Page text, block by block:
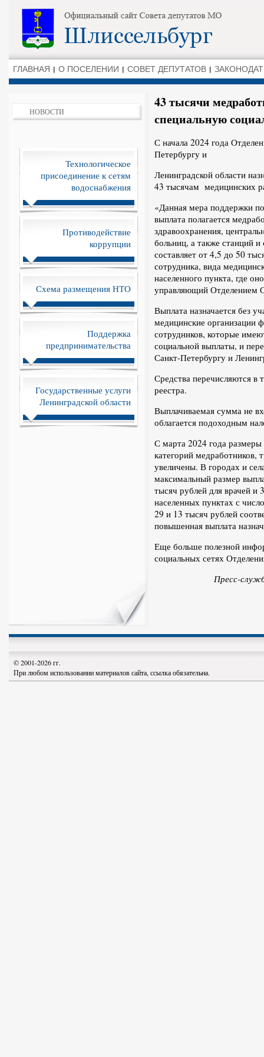
ГЛАВНАЯ О ПОСЕЛЕНИИ СОВЕТ ДЕПУТАТОВ
НОВОСТИ
Технологическое
присоединение к сетям
водоснабжения
Противодействие
коррупции
Схема размещения НТО
Поддержка
предпринимательства
Государственные услуги
Ленинградской области
43 тысячи
специальную
С начала 2024 года
Петербургу и
Ленинградской области
43 тысячам медицинских
«Данная мера поддержки
выплата полагается
здравоохранения,
больниц, а также станций
составляет от 4,5 до 50
сотрудника, вида
населенного пункта, где
управляющий Отделением
Выплата назначается без
медицинские организации
сотрудников, которые
социальной выплаты, и
Санкт-Петербургу и
Средства перечисляются в
реестра.
Выплачиваемая сумма не
облагается подоходным
С марта 2024 года
категорий медработников,
увеличены. В городах и
максимальный размер
тысяч рублей для врачей
населенных пунктах с
29 и 13 тысяч рублей
повышенная выплата
Еще больше полезной
социальных сетях
Пресс-служба
© 2001-2026 гг.
При любом использовании материалов сайта, ссылка обязательна.